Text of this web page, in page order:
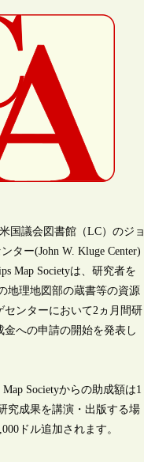
国議会図書館（LC）のジョ
ター(John W. Kluge Center)
Map Societyは、研究者を
地理地図部の蔵書等の資源
センターにおいて2ヵ月間研
金への申請の開始を発表し
Societyからの助成額は1
究成果を講演・出版する場
ドル追加されます。